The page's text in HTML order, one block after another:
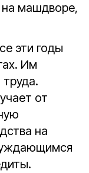
на машдворе,
эти годы
Им
от
на